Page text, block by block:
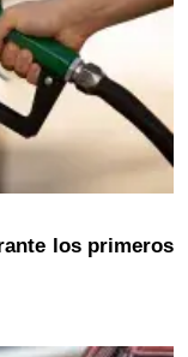
los primeros